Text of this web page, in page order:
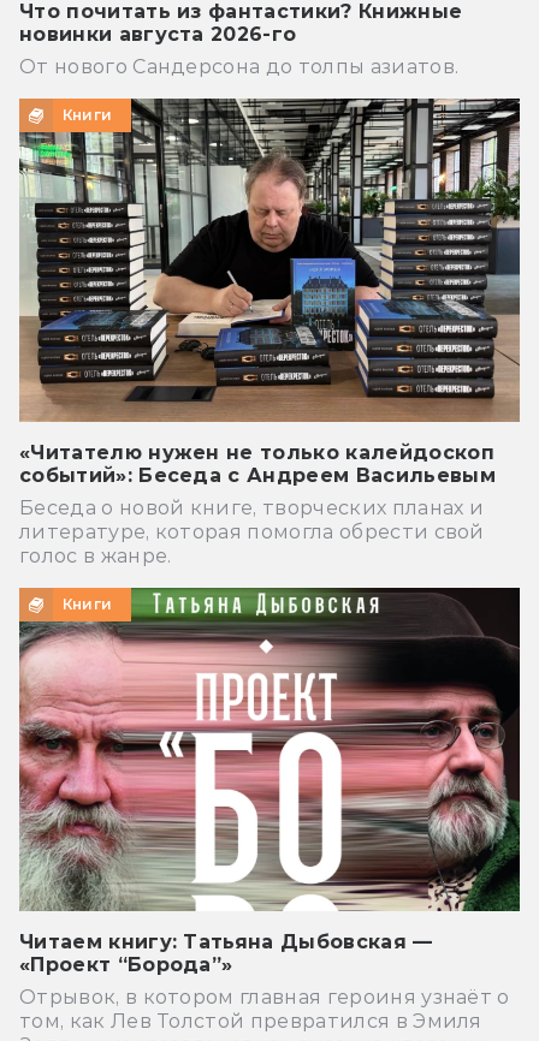
Что почитать из фантастики? Книжные
новинки августа 2026-го
От нового Сандерсона до толпы азиатов.
Книги
«Читателю нужен не только калейдоскоп
событий»: Беседа с Андреем Васильевым
Беседа о новой книге, творческих планах и
литературе, которая помогла обрести свой
голос в жанре.
Книги
Читаем книгу: Татьяна Дыбовская —
«Проект “Борода”»
Отрывок, в котором главная героиня узнаёт о
том, как Лев Толстой превратился в Эмиля